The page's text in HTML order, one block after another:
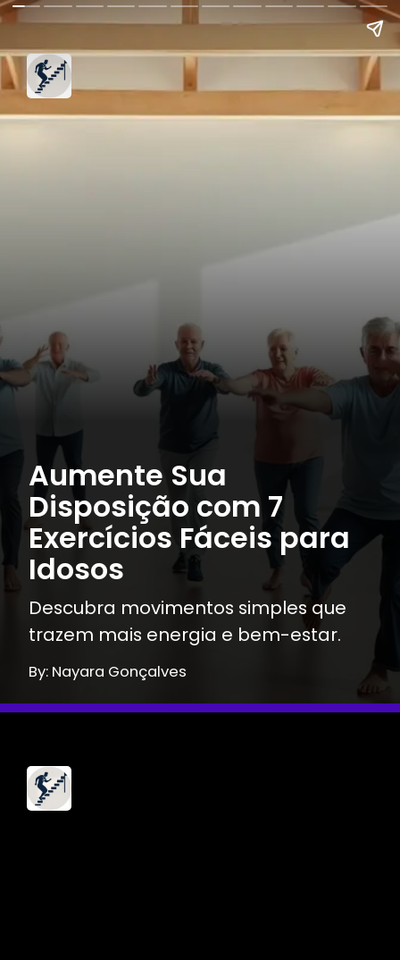
Aumente Sua
Disposição com 7
Exercícios Fáceis para
Idosos
Descubra movimentos simples que
trazem mais energia e bem-estar.
By: Nayara Gonçalves